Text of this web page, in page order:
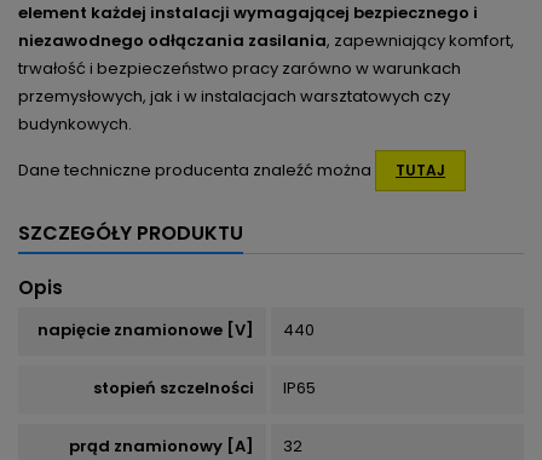
element każdej instalacji wymagającej bezpiecznego i
niezawodnego odłączania zasilania, zapewniający komfort,
trwałość i bezpieczeństwo pracy zarówno w warunkach
przemysłowych, jak i w instalacjach warsztatowych czy
budynkowych.
Dane techniczne producenta znaleźć można
TUTAJ
SZCZEGÓŁY PRODUKTU
Opis
napięcie znamionowe [V] 440
stopień szczelności IP65
prąd znamionowy [A] 32